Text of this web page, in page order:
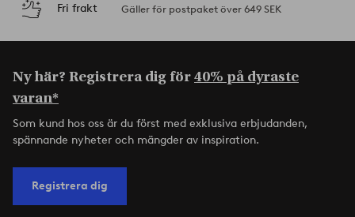
Fri frakt Gäller för postpaket över 649 SEK
Ny här? Registrera dig för40% på dyraste
varan*
Som kund hos oss är du först med exklusiva erbjudanden,
spännande nyheter och mängder av inspiration.
Registrera dig